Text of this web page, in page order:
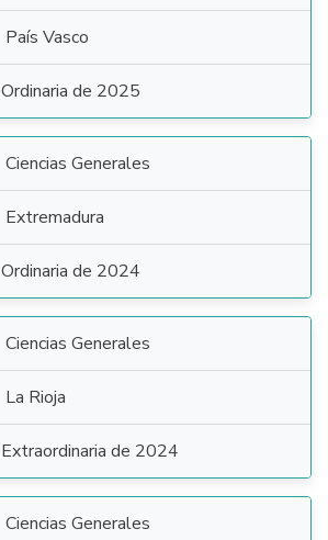
País Vasco
Ordinaria de 2025
Ciencias Generales
Extremadura
Ordinaria de 2024
Ciencias Generales
La Rioja
Extraordinaria de 2024
Ciencias Generales